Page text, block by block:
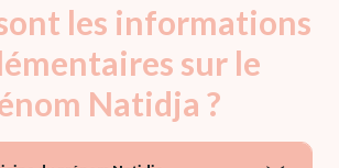
les informations
sur le
Natidja ?